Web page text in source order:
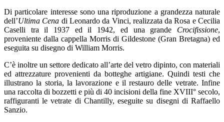
Di particolare interesse sono una riproduzione a grandezza naturale
dell’Ultima Cena di Leonardo da Vinci, realizzata da Rosa e Cecilia
Caselli tra il 1937 ed il 1942, ed una grande Crocifissione,
proveniente dalla cappella Morris di Gildestone (Gran Bretagna) ed
eseguita su disegno di William Morris.
C’è inoltre un settore dedicato all’arte del vetro dipinto, con materiali
ed attrezzature provenienti da botteghe artigiane. Quindi testi che
illustrano la storia, la lavorazione e il restauro delle vetrate. Infine
una raccolta di bozzetti e più di 40 incisioni della fine XVIII° secolo,
raffiguranti le vetrate di Chantilly, eseguite su disegni di Raffaello
Sanzio.